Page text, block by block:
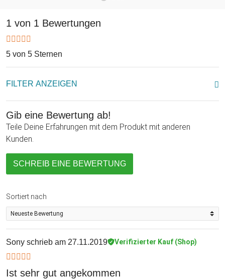
originell und behältst zugleich den feierlichen Grund im
Vordergrund. So gratuliert Österreich zum akademischen
Erfolg!
1 von 1 Bewertungen
5 von 5 Sternen
FILTER ANZEIGEN
Gib eine Bewertung ab!
Teile Deine Erfahrungen mit dem Produkt mit anderen
Kunden.
SCHREIB EINE BEWERTUNG
Sortiert nach
Sony schrieb am 27.11.2019 Verifizierter Kauf (Shop)
Ist sehr gut angekommen